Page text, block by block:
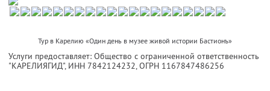
Тур в Карелию «Один день в музее живой истории Бастионъ»
Услуги предоставляет: Общество с ограниченной ответственность
"КАРЕЛИЯГИД", ИНН 7842124232, ОГРН 1167847486256